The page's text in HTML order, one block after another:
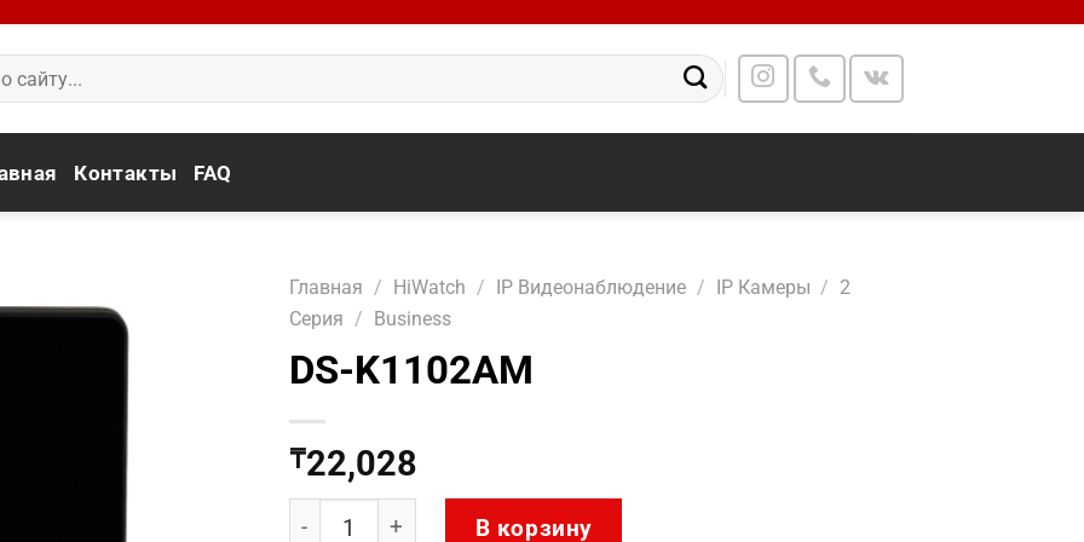
Контакты FAQ
Главная / HiWatch / IP Видеонаблюдение / IP Камеры / 2
Серия / Business
DS-K1102AM
₸22,028
Количество товара DS-K1102AM
В корзину